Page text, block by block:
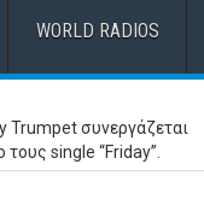
WORLD RADIOS
Trumpet συνεργάζεται
single “Friday”.